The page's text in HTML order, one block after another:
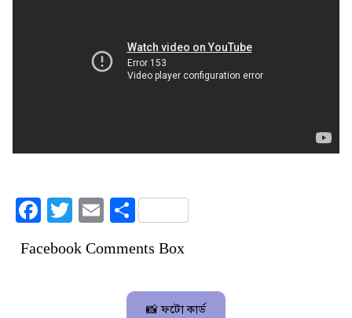
Facebook
Twitter
EmailShare
Facebook Comments Box
📸 ফটো কার্ড